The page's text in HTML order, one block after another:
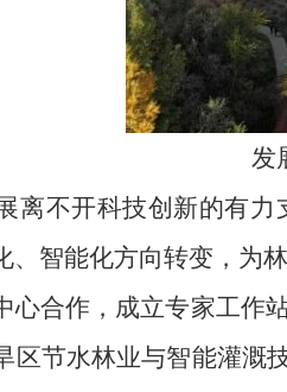
发
离不开科技创新的有
智能化方向转变，为
心合作，成立专家工作
区节水林业与智能灌溉